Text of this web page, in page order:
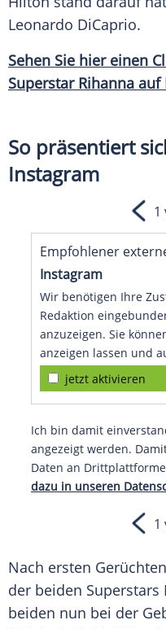
Leonardo DiCaprio.
Sehen Sie hier einen
Superstar Rihanna auf
So präsentiert
Instagram
Empfohlener
Instagram
Wir benötigen Ihre
Redaktion
anzuzeigen. Sie
anzeigen lassen und
jetzt aktivieren
Ich bin damit
angezeigt werden.
Daten an
dazu in unseren
1
1
Nach ersten
der beiden
beiden nun bei der